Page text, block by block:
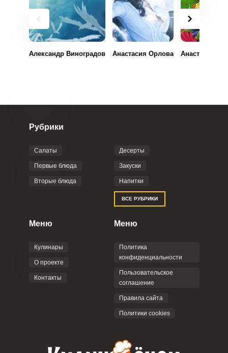
Александр Виноградов Анастасия Орлова Анастасия
Рубрики
Салаты
Первые блюда
Вторые блюда
Десерты
Закуски
Напитки
ВСЕ РУБРИКИ
Меню
Кулинары
О проекте
Контакты
Меню
Политика
конфиденциальности
Пользовательское
соглашение
Правила сайта
Политики cookies